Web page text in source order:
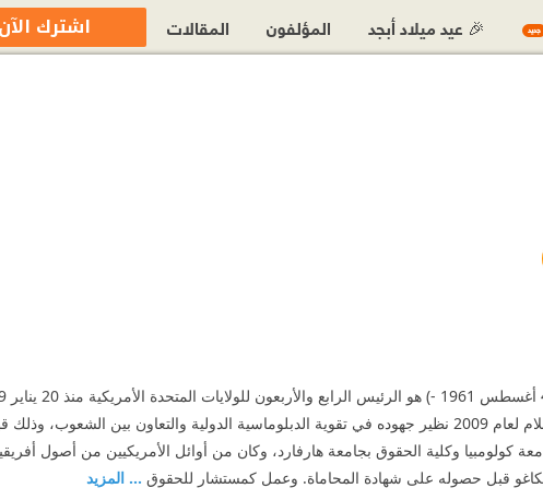
https://
https://twitter.com/
قبل إكماله سنة في السلطة.
كولومبيا وكلية الحقوق بجامعة هارفارد، وكان من أوائل الأمريكيين من أصول
قبل حصوله على شهادة المحاماة. وعمل كمستشار للحقوق ... المزيد
جديد 🎉 عيد ميلاد أبجد المؤلفون المقالات اشترك الآن